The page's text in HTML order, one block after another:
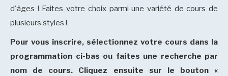
d'âges ! Faites votre choix parmi une variété de cours de
plusieurs styles !
Pour vous inscrire, sélectionnez votre cours dans la
programmation ci-bas ou faites une recherche par
nom de cours. Cliquez ensuite sur le bouton «